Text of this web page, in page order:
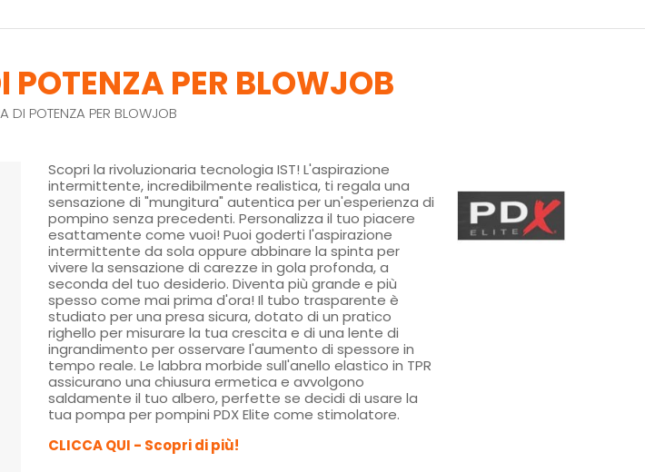
POTENZA PER BLOWJOB
DI POTENZA PER BLOWJOB
Scopri la rivoluzionaria tecnologia IST! L'aspirazione
intermittente, incredibilmente realistica, ti regala una
sensazione di "mungitura" autentica per un'esperienza di
pompino senza precedenti. Personalizza il tuo piacere
esattamente come vuoi! Puoi goderti l'aspirazione
intermittente da sola oppure abbinare la spinta per
vivere la sensazione di carezze in gola profonda, a
seconda del tuo desiderio. Diventa più grande e più
spesso come mai prima d'ora! Il tubo trasparente è
studiato per una presa sicura, dotato di un pratico
righello per misurare la tua crescita e di una lente di
ingrandimento per osservare l'aumento di spessore in
tempo reale. Le labbra morbide sull'anello elastico in TPR
assicurano una chiusura ermetica e avvolgono
saldamente il tuo albero, perfette se decidi di usare la
tua pompa per pompini PDX Elite come stimolatore.
CLICCA QUI - Scopri di più!